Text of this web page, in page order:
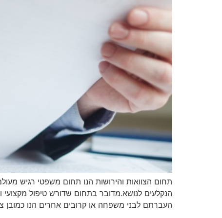
תחום הצוואות והירושות הנו תחום משפטי רגיש
הנקלעים לנושא.מדובר בתחום שדורש טיפול
העברתם לבני משפחה או קרובים אחרים הנו כמובן